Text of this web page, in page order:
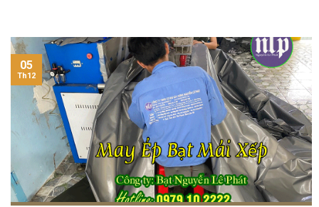
05
Th12